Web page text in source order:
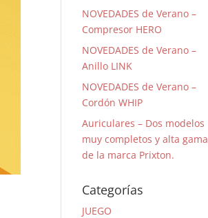
NOVEDADES de Verano –
Compresor HERO
NOVEDADES de Verano –
Anillo LINK
NOVEDADES de Verano –
Cordón WHIP
Auriculares – Dos modelos
muy completos y alta gama
de la marca Prixton.
Categorías
JUEGO